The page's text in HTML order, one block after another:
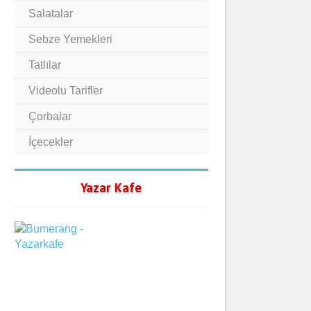
Salatalar
Sebze Yemekleri
Tatlılar
Videolu Tarifler
Çorbalar
İçecekler
Yazar Kafe